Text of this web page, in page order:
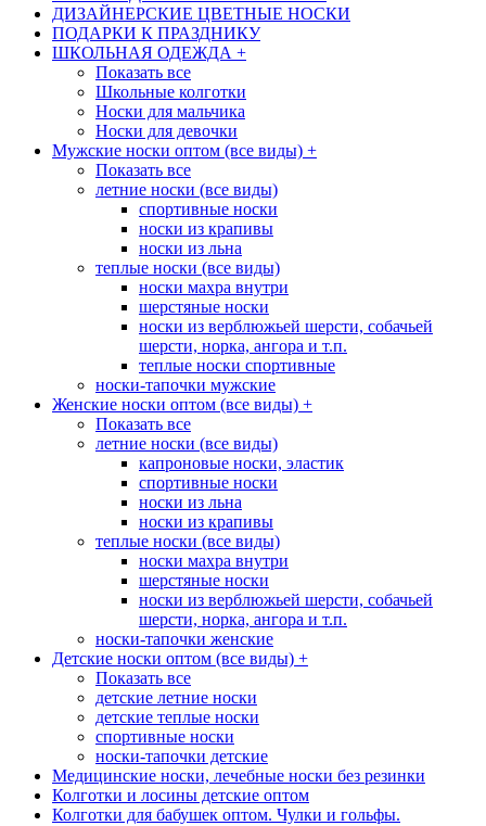
ДИЗАЙНЕРСКИЕ ЦВЕТНЫЕ НОСКИ
ПОДАРКИ К ПРАЗДНИКУ
ШКОЛЬНАЯ ОДЕЖДА +
Показать все
Школьные колготки
Носки для мальчика
Носки для девочки
Мужские носки оптом (все виды) +
Показать все
летние носки (все виды)
спортивные носки
носки из крапивы
носки из льна
теплые носки (все виды)
носки махра внутри
шерстяные носки
носки из верблюжьей шерсти, собачьей
шерсти, норка, ангора и т.п.
теплые носки спортивные
носки-тапочки мужские
Женские носки оптом (все виды) +
Показать все
летние носки (все виды)
капроновые носки, эластик
спортивные носки
носки из льна
носки из крапивы
теплые носки (все виды)
носки махра внутри
шерстяные носки
носки из верблюжьей шерсти, собачьей
шерсти, норка, ангора и т.п.
носки-тапочки женские
Детские носки оптом (все виды) +
Показать все
детские летние носки
детские теплые носки
спортивные носки
носки-тапочки детские
Медицинские носки, лечебные носки без резинки
Колготки и лосины детские оптом
Колготки для бабушек оптом. Чулки и гольфы.